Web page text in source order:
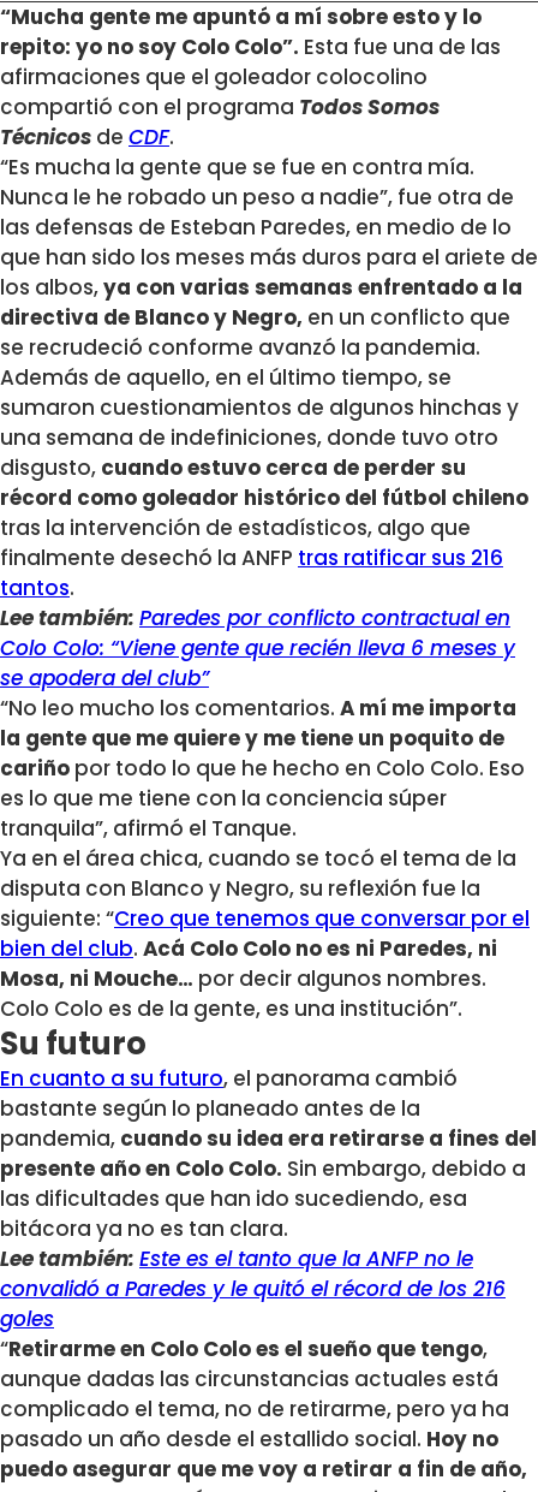
“Mucha gente me apuntó a mí sobre esto y lo
repito: yo no soy Colo Colo”. Esta fue una de las
afirmaciones que el goleador colocolino
compartió con el programa Todos Somos
Técnicos de CDF.
“Es mucha la gente que se fue en contra mía.
Nunca le he robado un peso a nadie”, fue otra de
las defensas de Esteban Paredes, en medio de lo
que han sido los meses más duros para el ariete de
los albos,ya con varias semanas enfrentado a la
directiva de Blanco y Negro, en un conflicto que
se recrudeció conforme avanzó la pandemia.
Además de aquello, en el último tiempo, se
sumaron cuestionamientos de algunos hinchas y
una semana de indefiniciones, donde tuvo otro
disgusto, cuando estuvo cerca de perder su
récord como goleador histórico del fútbol chileno
tras la intervención de estadísticos, algo que
finalmente desechó la ANFP tras ratificar sus 216
tantos.
Lee también: Paredes por conflicto contractual en
Colo Colo: “Viene gente que recién lleva 6 meses y
se apodera del club”
“No leo mucho los comentarios. A mí me importa
la gente que me quiere y me tiene un poquito de
cariño por todo lo que he hecho en Colo Colo. Eso
es lo que me tiene con la conciencia súper
tranquila”, afirmó el Tanque.
Ya en el área chica, cuando se tocó el tema de la
disputa con Blanco y Negro, su reflexión fue la
siguiente: “Creo que tenemos que conversar por el
bien del club. Acá Colo Colo no es ni Paredes, ni
Mosa, ni Mouche… por decir algunos nombres.
Colo Colo es de la gente, es una institución”.
Su futuro
En cuanto a su futuro, el panorama cambió
bastante según lo planeado antes de la
pandemia, cuando su idea era retirarse a fines del
presente año en Colo Colo. Sin embargo, debido a
las dificultades que han ido sucediendo, esa
bitácora ya no es tan clara.
Lee también: Este es el tanto que la ANFP no le
convalidó a Paredes y le quitó el récord de los 216
goles
“Retirarme en Colo Colo es el sueño que tengo,
aunque dadas las circunstancias actuales está
complicado el tema, no de retirarme, pero ya ha
pasado un año desde el estallido social. Hoy no
puedo asegurar que me voy a retirar a fin de año,